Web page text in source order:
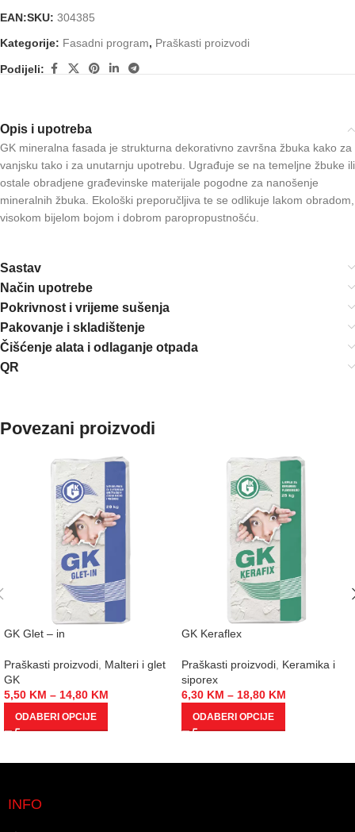
EAN:SKU: 304385
Kategorije: Fasadni program, Praškasti proizvodi
Podijeli:
Opis i upotreba
GK mineralna fasada je strukturna dekorativno završna žbuka kako za
vanjsku tako i za unutarnju upotrebu. Ugrađuje se na temeljne žbuke ili
ostale obradjene građevinske materijale pogodne za nanošenje
mineralnih žbuka. Ekološki preporučljiva te se odlikuje lakom obradom,
visokom bijelom bojom i dobrom paropropustnošću.
Sastav
Način upotrebe
Pokrivnost i vrijeme sušenja
Pakovanje i skladištenje
Čišćenje alata i odlaganje otpada
QR
Povezani proizvodi
GK Glet – in
Praškasti proizvodi Malteri i glet
GK
5,50 KM – 14,80 KM
ODABERI OPCIJE
GK Keraflex
Praškasti proizvodi Keramika i
siporex
6,30 KM – 18,80 KM
ODABERI OPCIJE
INFO